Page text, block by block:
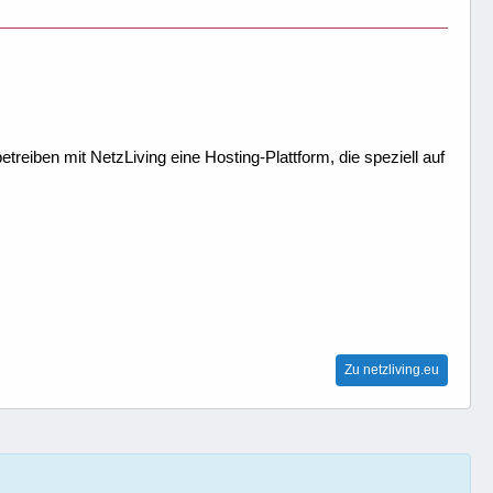
mit NetzLiving eine Hosting-Plattform, die speziell auf
Zu netzliving.eu